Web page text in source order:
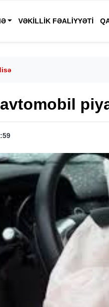
VƏKILLIK FƏALIYYƏTI